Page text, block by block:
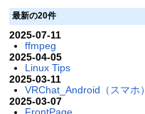
最新の20件
2025-07-11
ffmpeg
2025-04-05
Linux Tips
2025-03-11
VRChat_Android（スマホ）
2025-03-07
FrontPage